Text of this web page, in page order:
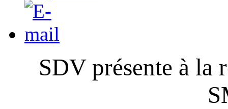
SDV présente à